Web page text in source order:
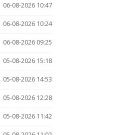
06-08-2026 10:47
06-08-2026 10:24
06-08-2026 09:25
05-08-2026 15:18
05-08-2026 14:53
05-08-2026 12:28
05-08-2026 11:42